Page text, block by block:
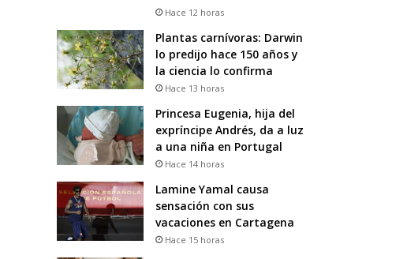
Hace 12 horas
Plantas carnívoras: Darwin
lo predijo hace 150 años y
la ciencia lo confirma
Hace 13 horas
Princesa Eugenia, hija del
expríncipe Andrés, da a luz
a una niña en Portugal
Hace 14 horas
Lamine Yamal causa
sensación con sus
vacaciones en Cartagena
Hace 15 horas